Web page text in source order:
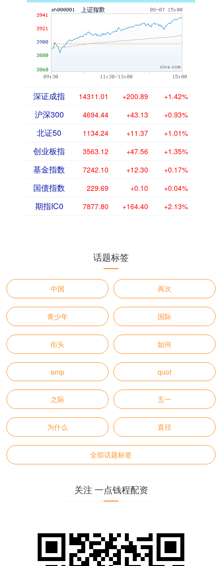
深证成指 14311.01 +200.89 +1.42%
沪深300 4694.44 +43.13 +0.93%
北证50 1134.24 +11.37 +1.01%
创业板指 3563.12 +47.56 +1.35%
基金指数 7242.10 +12.30 +0.17%
国债指数 229.69 +0.10 +0.04%
期指IC0 7877.80 +164.40 +2.13%
话题标签
中国 再次
青少年 国际
街头 如何
amp quot
之际 五一
为什么 直径
全部话题标签
关注 一点钱程配资